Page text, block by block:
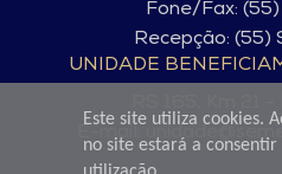
Este site utiliza cookies.
no site estará a consentir
Fone/Fax:
Recepção:
UNIDADE
E-mail: